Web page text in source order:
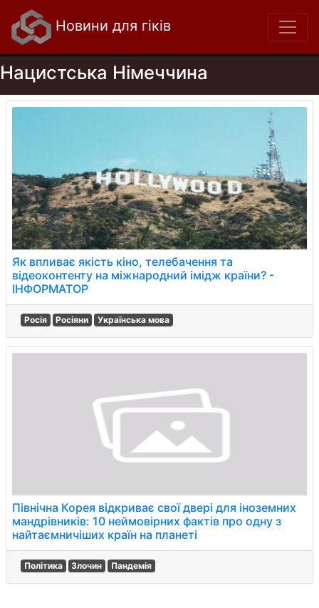
Новини для гіків
Нацистська Німеччина
Як впливає якість кіно, телебачення та
відеоконтенту на міжнародний імідж країни? -
ІНФОРМАТОР
Росія Росіяни Українська мова
Північна Корея відкриває свої двері для іноземних
мандрівників: 10 неймовірних фактів про одну з
найтаємничіших країн на планеті
Політика Злочин Пандемія